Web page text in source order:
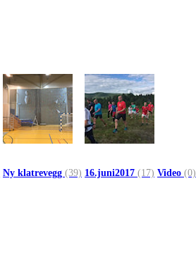
Ny klatrevegg (39) 16.juni2017 (17) Video (0)